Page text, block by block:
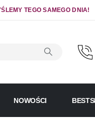
TEGO SAMEGO DNIA!
NOWOŚCI